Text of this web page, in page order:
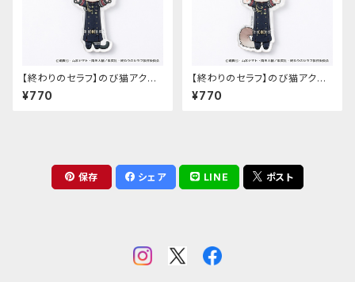
【終わりのセラフ】のび猫アクリ
ルキーホルダー（一瀬グレン）
¥770
【終わりのセラフ】のび猫アクリ
ルキーホルダー（柊深夜）
¥770
保存 シェア LINE ポスト